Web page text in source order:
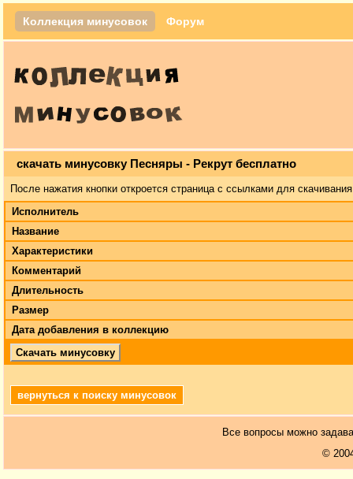
Коллекция минусовок Форум
скачать минусовку Песняры - Рекрут бесплатно
После нажатия кнопки откроется страница с ссылками для
Исполнитель
Название
Характеристики
Комментарий
Длительность
Размер
Дата добавления в коллекцию
Скачать минусовку
вернуться к поиску минусовок
Все вопросы можно
©